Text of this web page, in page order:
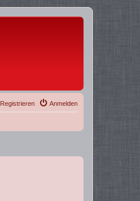
Anmelden
Registrieren